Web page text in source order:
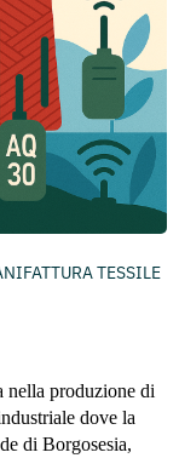
TESSILE
nella produzione di
dove la
di Borgosesia,